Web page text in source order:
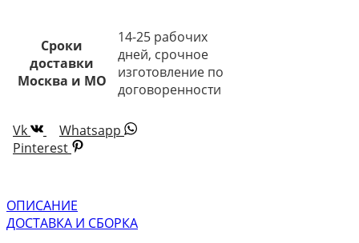
Сроки
доставки
Москва и МО
14-25 рабочих
дней, срочное
изготовление по
договоренности
Vk
Whatsapp
Pinterest
ОПИСАНИЕ
ДОСТАВКА И СБОРКА